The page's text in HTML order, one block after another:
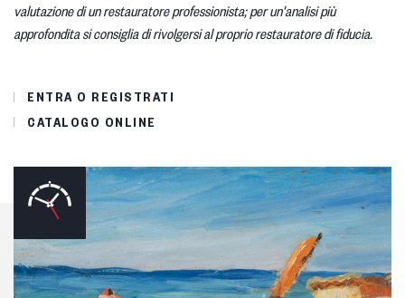
valutazione di un restauratore professionista; per un'analisi più
approfondita si consiglia di rivolgersi al proprio restauratore di fiducia.
ENTRA O REGISTRATI
CATALOGO ONLINE